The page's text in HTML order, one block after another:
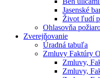
Jasenské
Život ľudí
Ohlasovňa
Zverejňovanie
Úradná tabuľa
Zmluvy Faktúry
Zmluvy,
Zmluvy,